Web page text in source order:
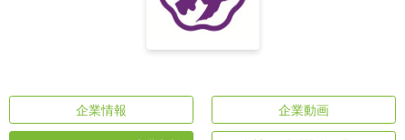
企業情報 企業動画